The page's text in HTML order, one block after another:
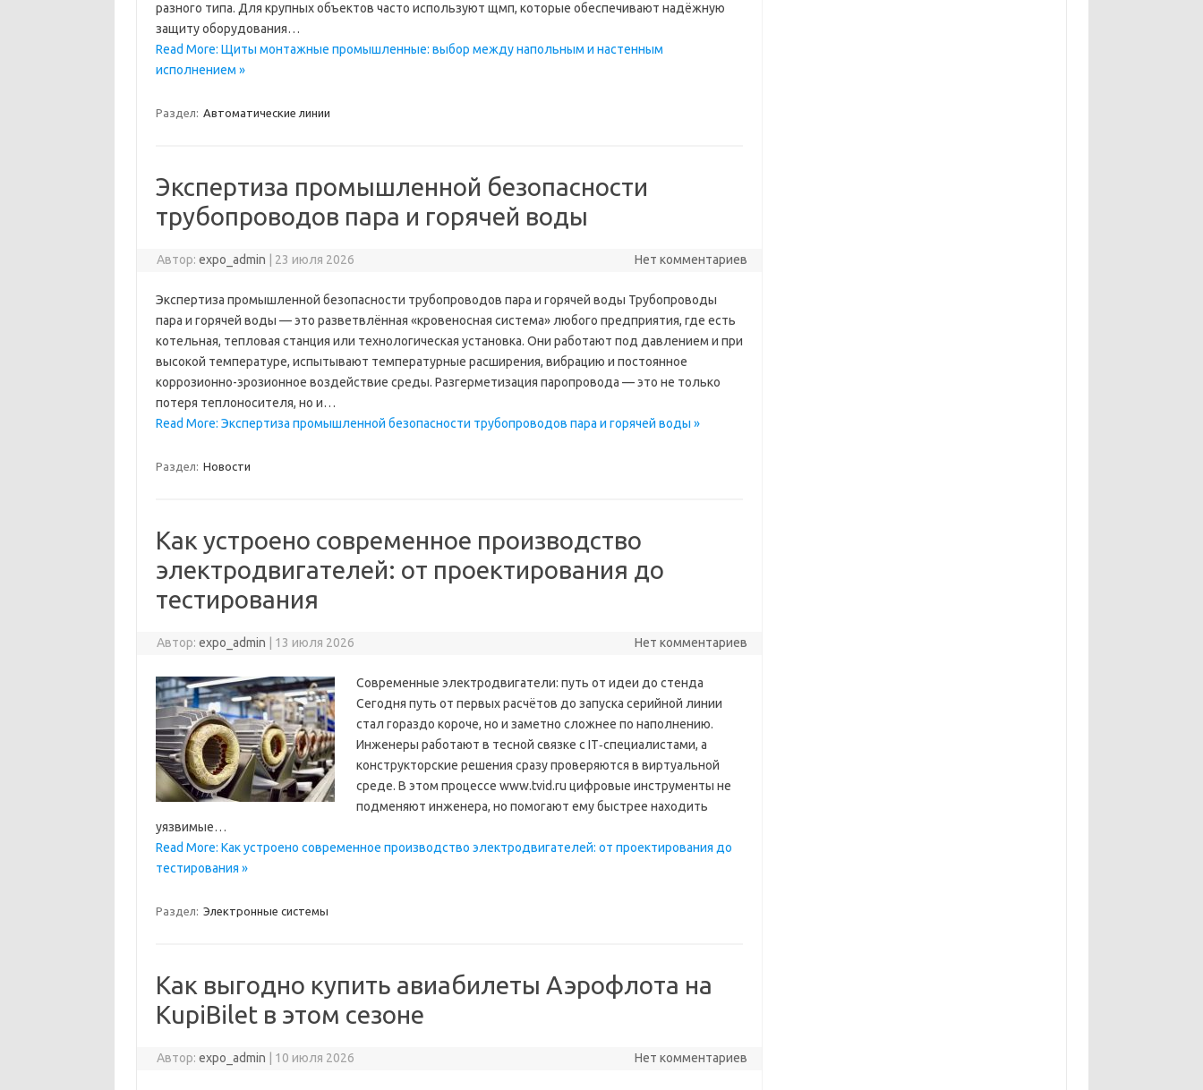
разного типа. Для крупных объектов часто используют щмп, которые обеспечивают надёжную
защиту оборудования…
Read More: Щиты монтажные промышленные: выбор между напольным и настенным
исполнением »
Раздел: Автоматические линии
Экспертиза промышленной безопасности
трубопроводов пара и горячей воды
Автор:expo_admin 23 июля 2026 Нет комментариев
Экспертиза промышленной безопасности трубопроводов пара и горячей воды Трубопроводы
пара и горячей воды — это разветвлённая «кровеносная система» любого предприятия, где есть
котельная, тепловая станция или технологическая установка. Они работают под давлением и при
высокой температуре, испытывают температурные расширения, вибрацию и постоянное
коррозионно-эрозионное воздействие среды. Разгерметизация паропровода — это не только
потеря теплоносителя, но и…
Read More: Экспертиза промышленной безопасности трубопроводов пара и горячей воды »
Раздел: Новости
Как устроено современное производство
электродвигателей: от проектирования до
тестирования
Автор:expo_admin 13 июля 2026 Нет комментариев
Современные электродвигатели: путь от идеи до стенда
Сегодня путь от первых расчётов до запуска серийной линии
стал гораздо короче, но и заметно сложнее по наполнению.
Инженеры работают в тесной связке с IT‑специалистами, а
конструкторские решения сразу проверяются в виртуальной
среде. В этом процессе www.tvid.ru цифровые инструменты не
подменяют инженера, но помогают ему быстрее находить
уязвимые…
Read More: Как устроено современное производство электродвигателей: от проектирования до
тестирования »
Раздел: Электронные системы
Как выгодно купить авиабилеты Аэрофлота на
KupiBilet в этом сезоне
Автор:expo_admin 10 июля 2026 Нет комментариев